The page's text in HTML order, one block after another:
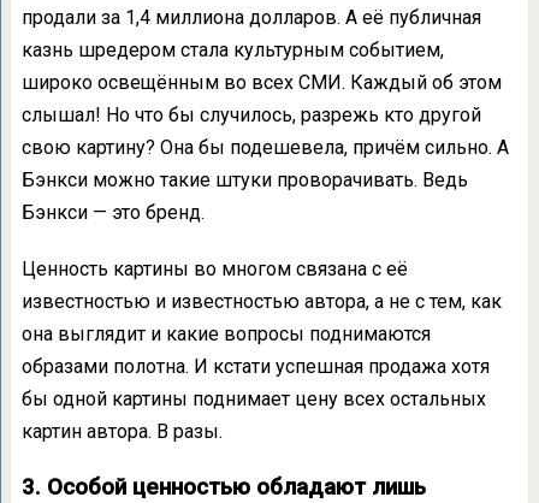
продали за 1,4 миллиона долларов. А её публичная
казнь шредером стала культурным событием,
широко освещённым во всех СМИ. Каждый об этом
слышал! Но что бы случилось, разрежь кто другой
свою картину? Она бы подешевела, причём сильно. А
Бэнкси можно такие штуки проворачивать. Ведь
Бэнкси — это бренд.
Ценность картины во многом связана с её
известностью и известностью автора, а не с тем, как
она выглядит и какие вопросы поднимаются
образами полотна. И кстати успешная продажа хотя
бы одной картины поднимает цену всех остальных
картин автора. В разы.
3. Особой ценностью обладают лишь